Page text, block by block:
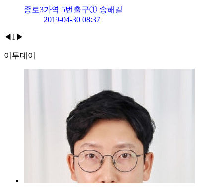
종로3가역 5번출구① 송해길
2019-04-30 08:37
◀ 1 ▶
이투데이